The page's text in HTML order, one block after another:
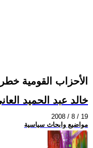
الأحزاب القومية
خالد عبد الحميد
2008 / 8 / 19
مواضيع وابحاث سياسية